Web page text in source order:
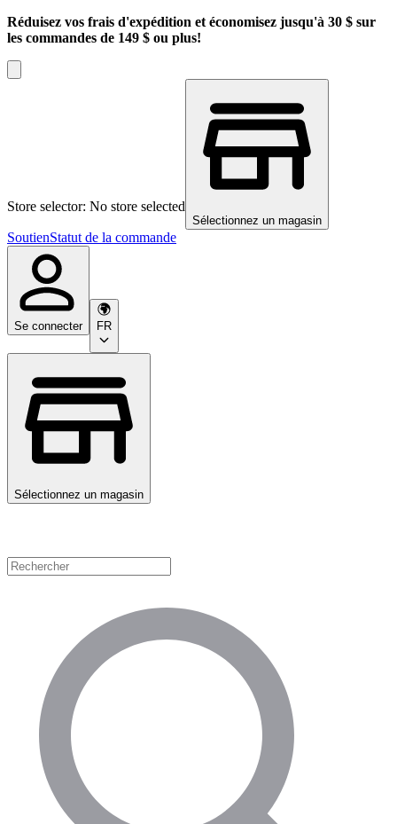
Réduisez vos frais d'expédition et économisez jusqu'à 30 $ sur
les commandes de 149 $ ou plus!
Store selector: No store selected
Sélectionnez un magasin
SoutienStatut de la commande
Se connecter FR
Sélectionnez un magasin